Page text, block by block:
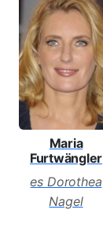
Maria
Furtwängler
es Dorothea
Nagel